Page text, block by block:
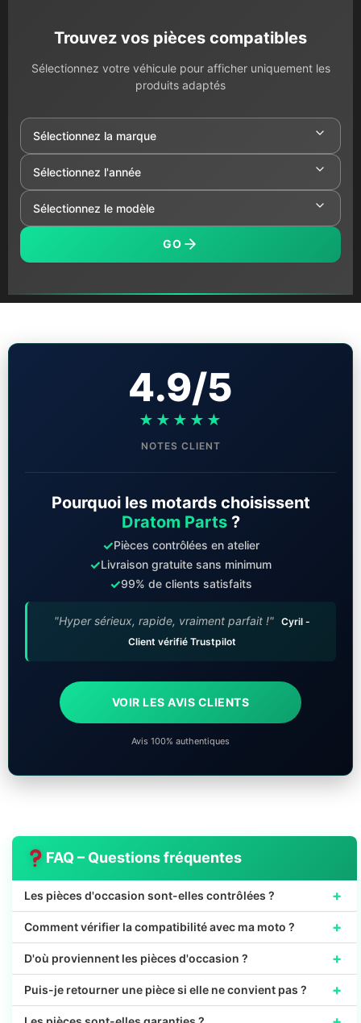
Trouvez vos pièces compatibles
Sélectionnez votre véhicule pour afficher uniquement les
produits adaptés
GO
4.9/5
★★★★★
NOTES CLIENT
Pourquoi les motards choisissent
Dratom Parts?
✓Pièces contrôlées en atelier
✓Livraison gratuite sans minimum
✓99% de clients satisfaits
"Hyper sérieux, rapide, vraiment parfait !" Cyril -
Client vérifié Trustpilot
VOIR LES AVIS CLIENTS
Avis 100% authentiques
FAQ – Questions fréquentes
Les pièces d'occasion sont-elles contrôlées ? +
Comment vérifier la compatibilité avec ma moto ? +
D'où proviennent les pièces d'occasion ? +
Puis-je retourner une pièce si elle ne convient pas ? +